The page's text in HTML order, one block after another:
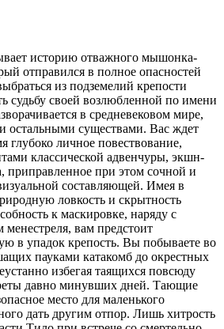
историю отважного мышонка-
отправился в полное опасностей
из подземелий крепости
судьбу своей возлюбленной по имени
в средневековом мире,
остальными существами. Вас ждет
глубоко личное повествование,
классической адвенчуры, экшн-
приправленное при этом сочной и
составляющей. Имея в
ловкость и скрытность
к маскировке, наряду с
вам предстоит
в упадок крепость. Вы побываете во
пауками катакомб до окрестных
избегая таящихся повсюду
давно минувших дней. Тающие
место для маленького
дать другим отпор. Лишь хитрость